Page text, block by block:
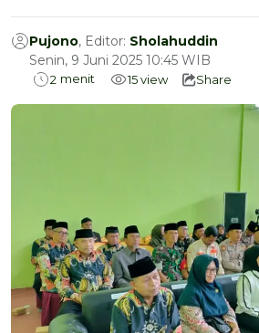
Pujono, Editor: Sholahuddin
Senin, 9 Juni 2025 10:45 WIB
2 menit 15view Share